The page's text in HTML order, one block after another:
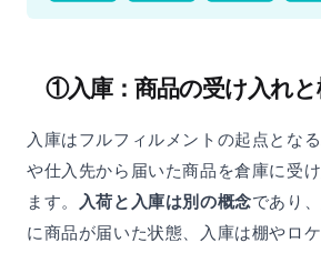
①入庫：商品の受け入れと
入庫はフルフィルメントの起点とな
や仕入先から届いた商品を倉庫に受
ます。
入荷と入庫は別の概念であり
に商品が届いた状態、入庫は棚やロ